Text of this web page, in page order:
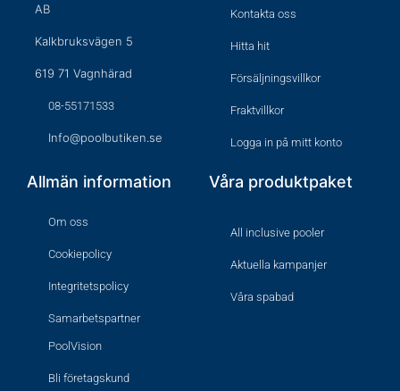
AB
Kalkbruksvägen 5
619 71 Vagnhärad
08-55171533
Info@poolbutiken.se
Kontakta oss
Hitta hit
Försäljningsvillkor
Fraktvillkor
Logga in på mitt konto
Allmän information
Om oss
Cookiepolicy
Integritetspolicy
Samarbetspartner
PoolVision
Bli företagskund
Våra produktpaket
All inclusive pooler
Aktuella kampanjer
Våra spabad